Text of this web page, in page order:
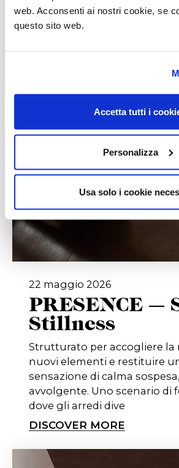
web. Acconsenti ai nostri cookie, se
questo sito web.
Accetta tutti i
Personalizza
Usa solo i cookie
22 maggio 2026
PRESENCE —
Stillness
Strutturato per accogliere la
nuovi elementi e restituire
sensazione di calma
avvolgente. Uno scenario di
dove gli arredi dive
DISCOVER MORE